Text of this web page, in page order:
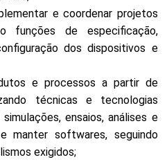
e coordenar projetos
funções de especificação,
dos dispositivos e
e processos a partir de
técnicas e tecnologias
ensaios, análises e
manter softwares, seguindo
exigidos;